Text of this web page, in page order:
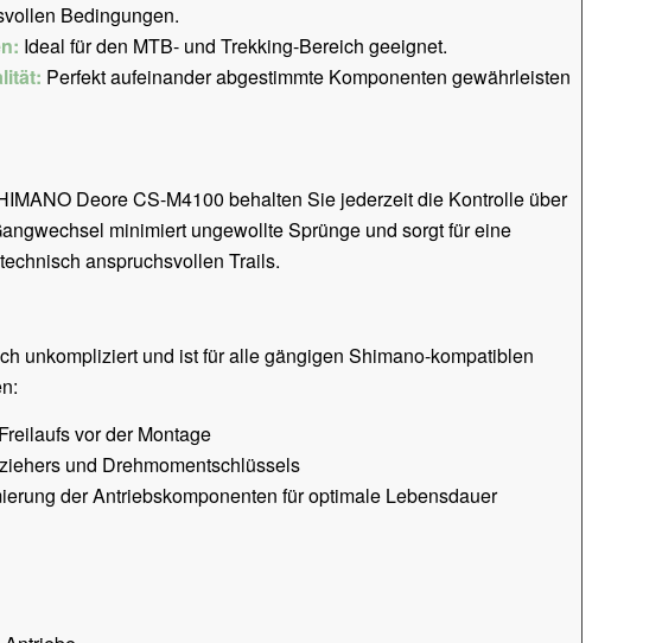
Bedingungen.
Ideal für den MTB- und Trekking-Bereich geeignet.
Perfekt aufeinander abgestimmte Komponenten gewährleisten
Deore CS-M4100 behalten Sie jederzeit die Kontrolle über
minimiert ungewollte Sprünge und sorgt für eine
anspruchsvollen Trails.
unkompliziert und ist für alle gängigen Shimano-kompatiblen
vor der Montage
und Drehmomentschlüssels
der Antriebskomponenten für optimale Lebensdauer